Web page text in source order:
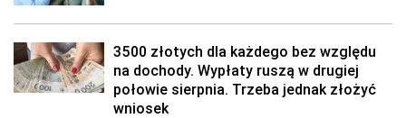
3500 złotych dla każdego bez względu
na dochody. Wypłaty ruszą w drugiej
połowie sierpnia. Trzeba jednak złożyć
wniosek